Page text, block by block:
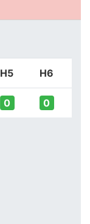
H5 H6
0 0